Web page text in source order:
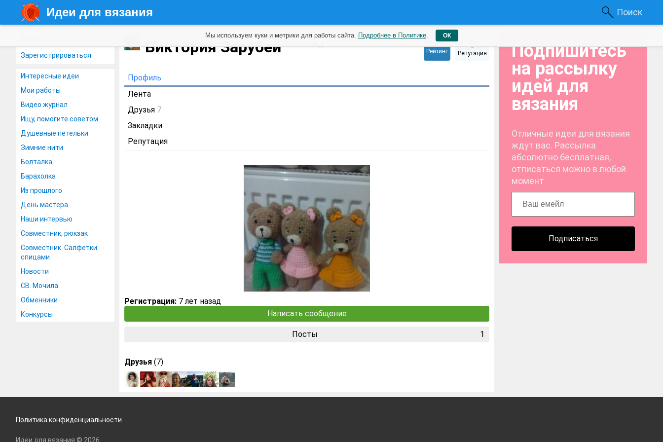
Идеи для вязания Поиск
Зарегистрироваться
Интересные идеи
Мои работы
Видео журнал
Ищу, помогите советом
Душевные петельки
Зимние нити
Болталка
Барахолка
Из прошлого
День мастера
Наши интервью
Совместник, рюкзак
Совместник. Салфетки
спицами
Новости
СВ. Мочила
Обменники
Конкурсы
Виктория Зарубей 0
Рейтинг
0
Репутация
Профиль
Лента
Друзья 7
Закладки
Репутация
Регистрация: 7 лет назад
Написать сообщение
Посты 1
Друзья (7)
Подпишитесь
на рассылку
идей для
вязания
Отличные идеи для вязания
ждут вас. Рассылка
абсолютно бесплатная,
отписаться можно в любой
момент
Подписаться
Мы используем куки и метрики для работы сайта. Подробнее в Политике. ОК
Политика конфиденциальности
Идеи для вязания © 2026